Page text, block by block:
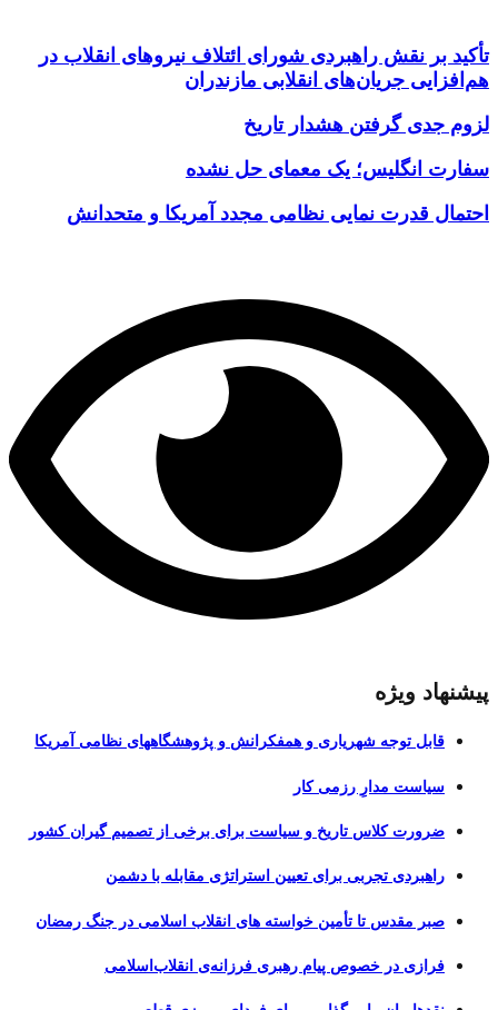
تأکید بر نقش راهبردی شورای ائتلاف نیروهای انقلاب در
هم‌افزایی جریان‌های انقلابی مازندران
لزوم جدی گرفتن هشدار تاریخ
سفارت انگلیس؛ یک معمای حل نشده
احتمال قدرت نمایی نظامی مجدد آمریکا و متحدانش
پیشنهاد ویژه
قابل توجه شهریاری و همفکرانش و پژوهشگاههای نظامی آمریکا
سیاست مدارِ رزمی کار
ضرورت کلاس تاریخ و سیاست برای برخی از تصمیم گیران کشور
راهبردی تجربی برای تعیین استراتژی مقابله با دشمن
صبر مقدس تا تأمین خواسته های انقلاب اسلامی در جنگ رمضان
فرازی در خصوص پیام رهبری فرزانه‌ی انقلاب‌اسلامی